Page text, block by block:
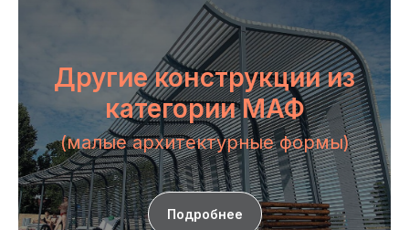
Другие конструкции из
категории МАФ
(малые архитектурные формы)
Подробнее